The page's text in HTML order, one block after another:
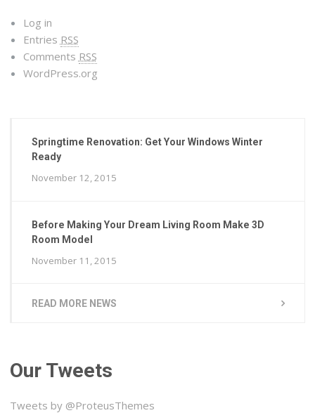
Log in
Entries RSS
Comments RSS
WordPress.org
Springtime Renovation: Get Your Windows Winter
Ready
November 12, 2015
Before Making Your Dream Living Room Make 3D
Room Model
November 11, 2015
READ MORE NEWS
Our Tweets
Tweets by @ProteusThemes